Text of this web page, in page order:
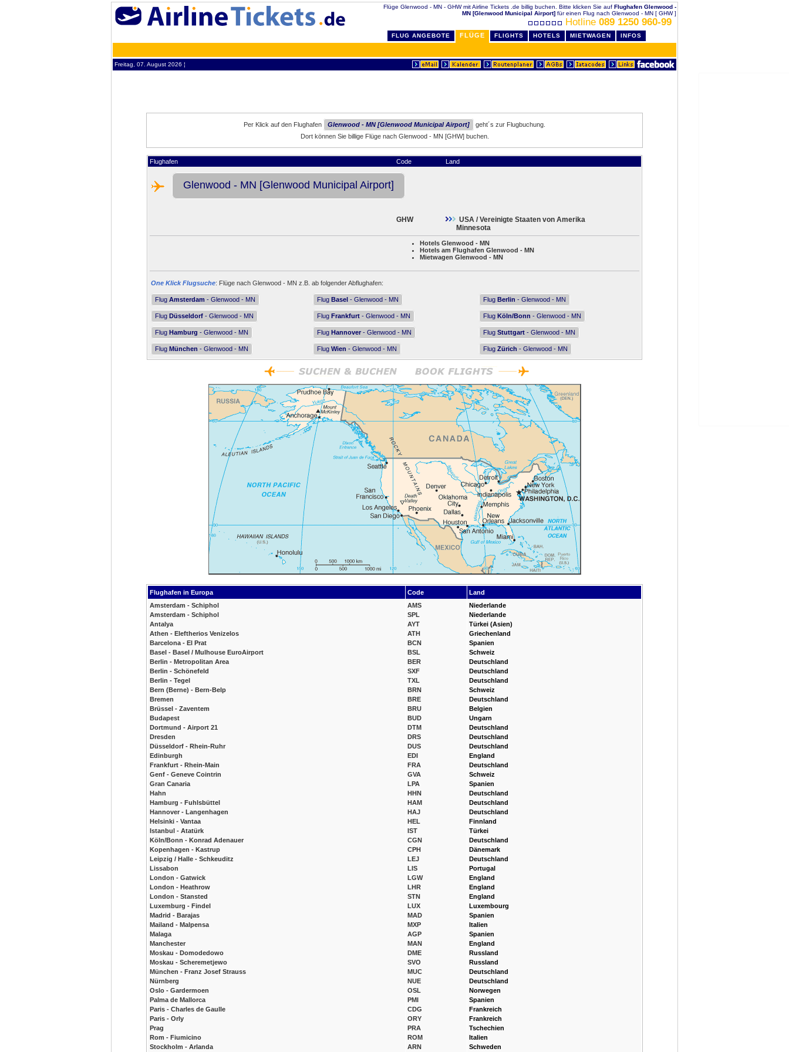
Flüge Glenwood - MN - GHW mit Airline Tickets .de billig buchen. Bitte klicken Sie auf Flughafen Glenwood -
MN [Glenwood Municipal Airport] für einen Flug nach Glenwood - MN [ GHW ]
Hotline 089 1250 960-99
FLUG ANGEBOTE FLÜGE FLIGHTS HOTELS MIETWAGEN INFOS
Freitag, 07. August 2026 ¦
Per Klick auf den Flughafen Glenwood - MN [Glenwood Municipal Airport]
geht´s zur Flugbuchung.
Dort können Sie billige Flüge nach Glenwood - MN [GHW] buchen.
Flughafen Code Land
Glenwood - MN [Glenwood Municipal Airport]
GHW
USA / Vereinigte Staaten von Amerika
Minnesota
Hotels Glenwood - MN
Hotels am Flughafen Glenwood - MN
Mietwagen Glenwood - MN
One Klick Flugsuche: Flüge nach Glenwood - MN z.B. ab folgender Abflughafen:
Flug Amsterdam - Glenwood - MN Flug Basel - Glenwood - MN Flug Berlin - Glenwood - MN
Flug Düsseldorf - Glenwood - MN Flug Frankfurt - Glenwood - MN Flug Köln/Bonn - Glenwood - MN
Flug Hamburg - Glenwood - MN Flug Hannover - Glenwood - MN Flug Stuttgart - Glenwood - MN
Flug München - Glenwood - MN Flug Wien - Glenwood - MN Flug Zürich - Glenwood - MN
Flughafen in Europa Code
Land
Amsterdam - Schiphol
Amsterdam - Schiphol
Antalya
Athen - Eleftherios Venizelos
Barcelona - El Prat
Basel - Basel / Mulhouse EuroAirport
Berlin - Metropolitan Area
Berlin - Schönefeld
Berlin - Tegel
Bern (Berne) - Bern-Belp
Bremen
Brüssel - Zaventem
Budapest
Dortmund - Airport 21
Dresden
Düsseldorf - Rhein-Ruhr
Edinburgh
Frankfurt - Rhein-Main
Genf - Geneve Cointrin
Gran Canaria
Hahn
Hamburg - Fuhlsbüttel
Hannover - Langenhagen
Helsinki - Vantaa
Istanbul - Atatürk
Köln/Bonn - Konrad Adenauer
Kopenhagen - Kastrup
Leipzig / Halle - Schkeuditz
Lissabon
London - Gatwick
London - Heathrow
London - Stansted
Luxemburg - Findel
Madrid - Barajas
Mailand - Malpensa
Malaga
Manchester
Moskau - Domodedowo
Moskau - Scheremetjewo
München - Franz Josef Strauss
Nürnberg
Oslo - Gardermoen
Palma de Mallorca
Paris - Charles de Gaulle
Paris - Orly
Prag
Rom - Fiumicino
Stockholm - Arlanda
AMS
SPL
AYT
ATH
BCN
BSL
BER
SXF
TXL
BRN
BRE
BRU
BUD
DTM
DRS
DUS
EDI
FRA
GVA
LPA
HHN
HAM
HAJ
HEL
IST
CGN
CPH
LEJ
LIS
LGW
LHR
STN
LUX
MAD
MXP
AGP
MAN
DME
SVO
MUC
NUE
OSL
PMI
CDG
ORY
PRA
ROM
ARN
Niederlande
Niederlande
Türkei (Asien)
Griechenland
Spanien
Schweiz
Deutschland
Deutschland
Deutschland
Schweiz
Deutschland
Belgien
Ungarn
Deutschland
Deutschland
Deutschland
England
Deutschland
Schweiz
Spanien
Deutschland
Deutschland
Deutschland
Finnland
Türkei
Deutschland
Dänemark
Deutschland
Portugal
England
England
England
Luxembourg
Spanien
Italien
Spanien
England
Russland
Russland
Deutschland
Deutschland
Norwegen
Spanien
Frankreich
Frankreich
Tschechien
Italien
Schweden